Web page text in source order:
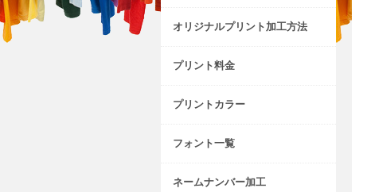
オリジナルプリント加工方法
プリント料金
プリントカラー
フォント一覧
ネームナンバー加工